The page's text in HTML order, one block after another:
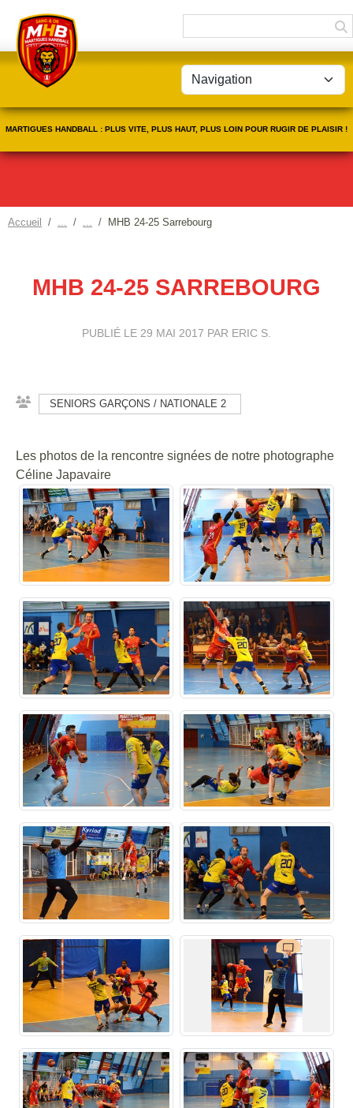
MARTIGUES HANDBALL : PLUS VITE, PLUS HAUT, PLUS LOIN POUR RUGIR DE PLAISIR !
Accueil MHB 24-25 Sarrebourg
MHB 24-25 SARREBOURG
PUBLIÉ LE 29 MAI 2017 PAR ERIC S.
SENIORS GARÇONS / NATIONALE 2
Les photos de la rencontre signées de notre photographe
Céline Japavaire